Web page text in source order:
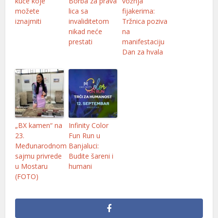
možete
iznajmiti
lica sa
invaliditetom
nikad neće
prestati
fijakerima:
Tržnica poziva
na
manifestaciju
Dan za hvala
„BX kamen“ na
23.
Međunarodnom
sajmu privrede
u Mostaru
(FOTO)
Infinity Color
Fun Run u
Banjaluci:
Budite šareni i
humani